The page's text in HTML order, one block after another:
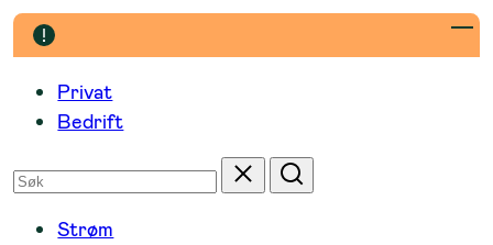
Hopp
til
innholdPrivat
Bedrift
Søk
etter
Tilbakestill
Søk
Strøm